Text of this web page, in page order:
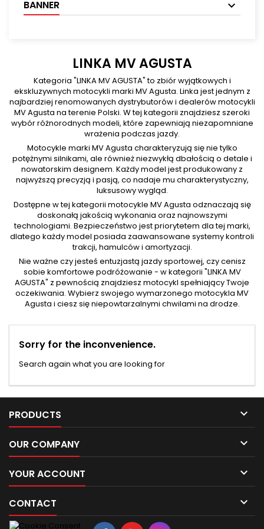
BANNER
LINKA MV AGUSTA
Kategoria "LINKA MV AGUSTA" to zbiór wyjątkowych i
ekskluzywnych motocykli marki MV Agusta. Linka jest jednym z
najbardziej renomowanych dystrybutorów i dealerów motocykli
MV Agusta na terenie Polski. W tej kategorii znajdziesz szeroki
wybór różnorodnych modeli, które zapewniają niezapomniane
wrażenia podczas jazdy.
Motocykle marki MV Agusta charakteryzują się nie tylko
potężnymi silnikami, ale również niezwykłą dbałością o detale i
nowatorskim designem. Każdy model jest produkowany z
najwyższą precyzją i pasją, co nadaje mu charakterystyczny,
luksusowy wygląd.
Dostępne w tej kategorii motocykle MV Agusta odznaczają się
doskonałą jakością wykonania oraz najnowszymi
technologiami. Bezpieczeństwo jest priorytetem dla tej marki,
dlatego każdy model posiada zaawansowane systemy kontroli
trakcji, hamulców i amortyzacji.
Nie ważne czy jesteś entuzjastą jazdy sportowej, czy cenisz
sobie komfortowe podróżowanie - w kategorii "LINKA MV
AGUSTA" z pewnością znajdziesz motocykl spełniający Twoje
oczekiwania. Wybierz swojego wymarzonego motocykla MV
Agusta i ciesz się niepowtarzalnymi chwilami na drodze.
Sorry for the inconvenience.
Search again what you are looking for
PRODUCTS 
OUR COMPANY 
YOUR ACCOUNT 
CONTACT 